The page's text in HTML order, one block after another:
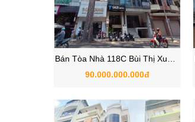
Bán Tòa Nhà 118C Bùi Thị Xuân,
Phường Bến Thành, Quận 1,
90.000.000.000đ